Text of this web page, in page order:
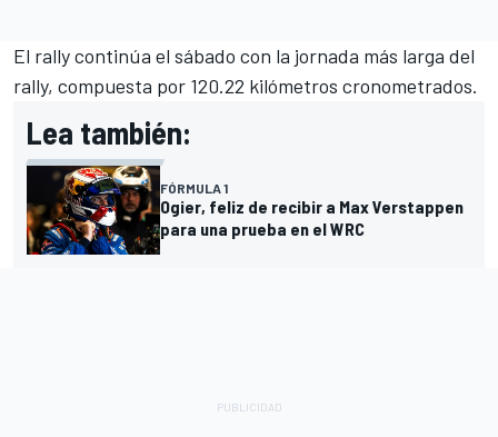
El rally continúa el sábado con la jornada más larga del
rally, compuesta por 120.22 kilómetros cronometrados.
Lea también:
FÓRMULA 1
Ogier, feliz de recibir a Max Verstappen
para una prueba en el WRC